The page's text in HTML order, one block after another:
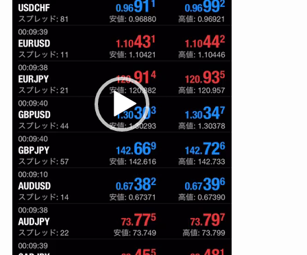
ー